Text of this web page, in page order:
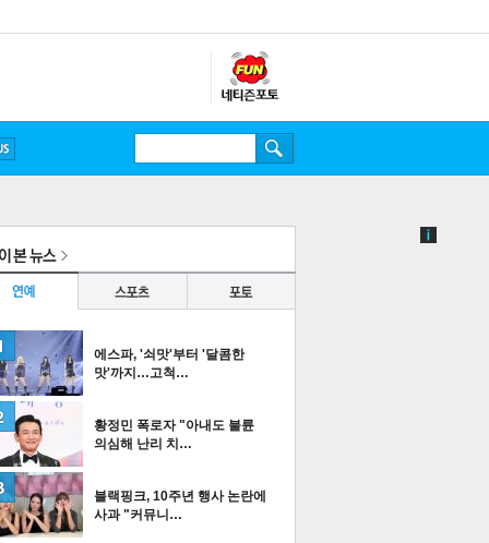
에스파, '쇠맛'부터 '달콤한
맛'까지…고척…
황정민 폭로자 "아내도 불륜
의심해 난리 치…
블랙핑크, 10주년 행사 논란에
사과 "커뮤니…